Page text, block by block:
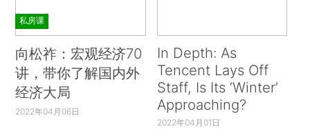
私房课
向松祚：宏观经济70
讲，带你了解国内外
经济大局
2022年04月06日
In Depth: As
Tencent Lays Off
Staff, Is Its ‘Winter’
Approaching?
2022年04月01日